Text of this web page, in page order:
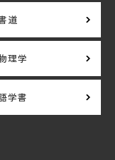
道
理学
学書